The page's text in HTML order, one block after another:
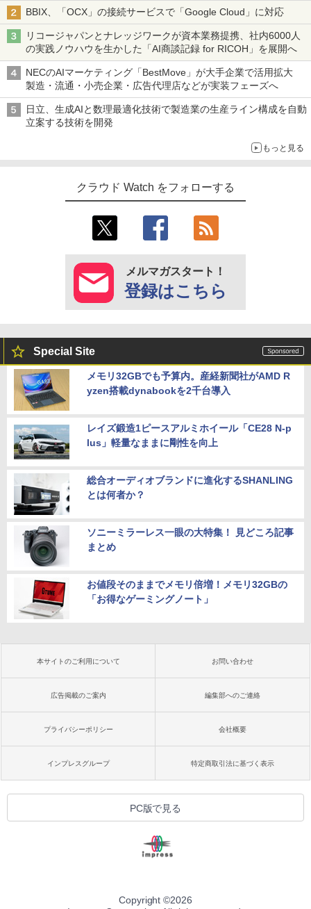
BBIX、「OCX」の接続サービスで「Google Cloud」に対応
リコージャパンとナレッジワークが資本業務提携、社内6000人
の実践ノウハウを生かした「AI商談記録 for RICOH」を展開へ
NECのAIマーケティング「BestMove」が大手企業で活用拡大
製造・流通・小売企業・広告代理店などが実装フェーズへ
日立、生成AIと数理最適化技術で製造業の生産ライン構成を自動
立案する技術を開発
もっと見る
クラウド Watch をフォローする
メルマガスタート！
登録はこちら
Special Site
メモリ32GBでも予算内。産経新聞社がAMD R
yzen搭載dynabookを2千台導入
レイズ鍛造1ピースアルミホイール「CE28 N-p
lus」軽量なままに剛性を向上
総合オーディオブランドに進化するSHANLING
とは何者か？
ソニーミラーレス一眼の大特集！ 見どころ記事
まとめ
お値段そのままでメモリ倍増！メモリ32GBの
「お得なゲーミングノート」
本サイトのご利用について お問い合わせ
広告掲載のご案内 編集部へのご連絡
プライバシーポリシー 会社概要
インプレスグループ 特定商取引法に基づく表示
PC版で見る
Copyright ©2026